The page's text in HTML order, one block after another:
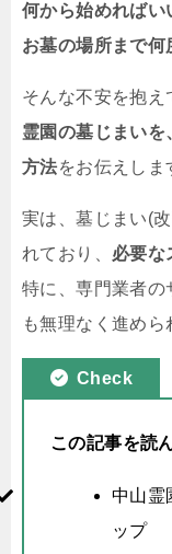
何から始めれば
お墓の場所まで何
そんな不安を抱え
霊園の墓じまいを
方法をお伝えしま
実は、墓じまい(
れており、 必要な
特に、専門業者の
も無理なく進めら
Check
この記事を読
中山霊
ップ